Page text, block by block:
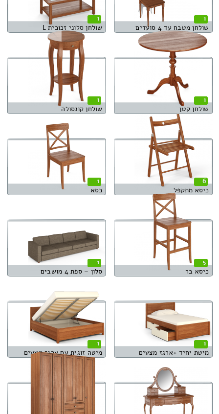
1
שולחן מטבח עד 4 סועדים
1
שולחן סלוני זכוכית L
1
שולחן קטן
1
שולחן קונסולה
6
כיסא מתקפל
1
כסא
5
כיסא בר
1
סלון – ספת 4 מושבים
1
מיטת יחיד +ארגז מצעים
1
מיטה זוגית עם ארגז מצעים